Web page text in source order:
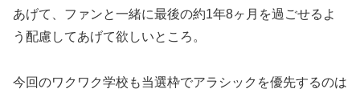
あげて、ファンと一緒に最後の約1年8ヶ月を過ごせるよ
う配慮してあげて欲しいところ。
今回のワクワク学校も当選枠でアラシックを優先するのは